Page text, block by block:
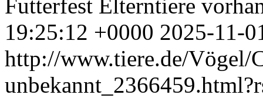
Futterfest Elterntiere
19:25:12 +0000 2025-11-
http://www.tiere.de/Vögel/